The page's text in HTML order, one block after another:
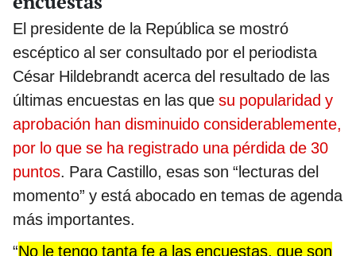
El presidente de la República se mostró
escéptico al ser consultado por el periodista
César Hildebrandt acerca del resultado de las
últimas encuestas en las que su popularidad y
aprobación han disminuido considerablemente,
por lo que se ha registrado una pérdida de 30
puntos. Para Castillo, esas son “lecturas del
momento” y está abocado en temas de agenda
más importantes.
“No le tengo tanta fe a las encuestas, que son